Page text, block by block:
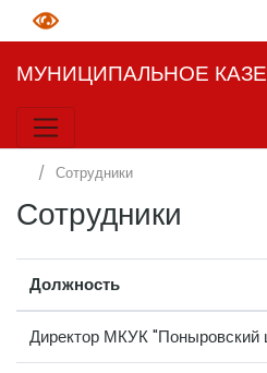
МУНИЦИПАЛЬНОЕ
Сотрудники
Сотрудники
Должность
Директор МКУК "Поныровский